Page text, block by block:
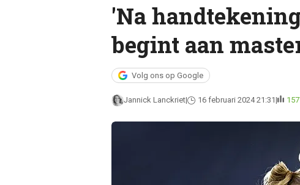
'Na
begint aan
Volg ons op Google
Jannick Lanckriet 16 februari 2024 21:31